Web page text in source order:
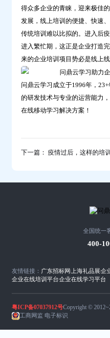
得众多企业的青睐，迎来极佳
发展，线上培训的便捷、快速
传统培训难以比拟的。进入后
进入繁忙期，这正是企业打造
来的企业培训项目势必是线上线
问鼎云学习成立于1996年，
的研发技术与专业的运营能力
在线移动学习解决方案！
下一篇： 疫情过后，这样的培
友情链接： 广东招标网 上海礼品展企
企业在线培训平台企业在线学习平台
全国统一
400-
粤ICP备07037912号Copyright ©
工商网监 电子标识